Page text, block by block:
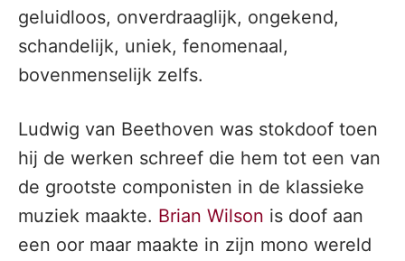
geluidloos, onverdraaglijk, ongekend,
schandelijk, uniek, fenomenaal,
bovenmenselijk zelfs.
Ludwig van Beethoven was stokdoof toen
hij de werken schreef die hem tot een van
de grootste componisten in de klassieke
muziek maakte. Brian Wilson is doof aan
een oor maar maakte in zijn mono wereld